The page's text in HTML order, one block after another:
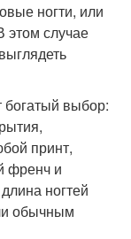
ногти, или
этом случае
богатый выбор:
принт,
френч и
ногтей
обычным